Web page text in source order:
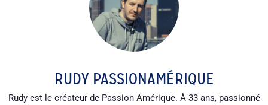
RUDY PASSIONAMÉRIQUE
Rudy est le créateur de Passion Amérique. À 33 ans, passionné